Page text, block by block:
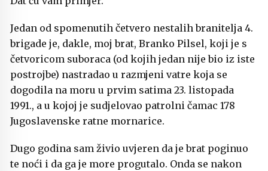
Jedan od spomenutih četvero nestalih branitelja 4.
brigade je, dakle, moj brat, Branko Pilsel, koji je s
četvoricom suboraca (od kojih jedan nije bio iz iste
postrojbe) nastradao u razmjeni vatre koja se
dogodila na moru u prvim satima 23. listopada
1991., a u kojoj je sudjelovao patrolni čamac 178
Jugoslavenske ratne mornarice.
Dugo godina sam živio uvjeren da je brat poginuo
te noći i da ga je more progutalo. Onda se nakon